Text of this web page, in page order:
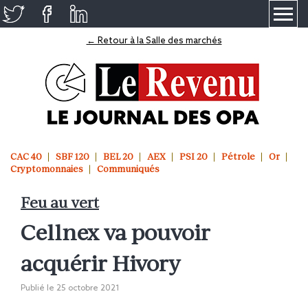
← Retour à la Salle des marchés
CAC 40 SBF 120 BEL 20 AEX PSI 20 Pétrole
Or
Cryptomonnaies
Communiqués
Feu au vert
Cellnex va pouvoir
acquérir Hivory
Publié le 25 octobre 2021